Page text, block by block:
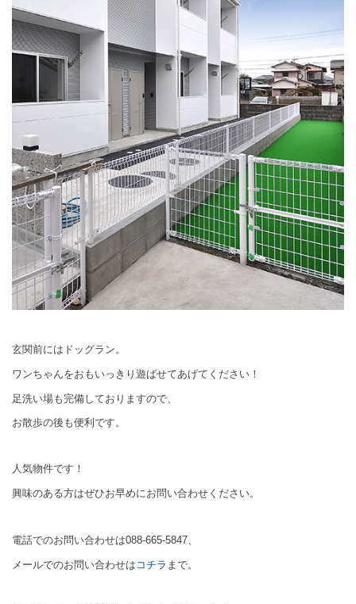
玄関前にはドッグラン。
ワンちゃんをおもいっきり遊ばせてあげてください！
足洗い場も完備しておりますので、
お散歩の後も便利です。
人気物件です！
興味のある方はぜひお早めにお問い合わせください。
電話でのお問い合わせは088-665-5847、
メールでのお問い合わせは コチラ まで。